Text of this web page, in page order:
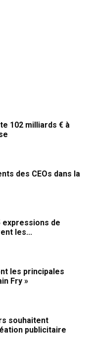
102 milliards € à
des CEOs dans la
expressions de
les...
les principales
Fry »
souhaitent
publicitaire